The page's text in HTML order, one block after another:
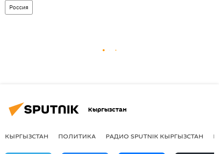
Россия
Кыргызстан
КЫРГЫЗСТАН ПОЛИТИКА РАДИО SPUTNIK КЫРГЫЗСТАН